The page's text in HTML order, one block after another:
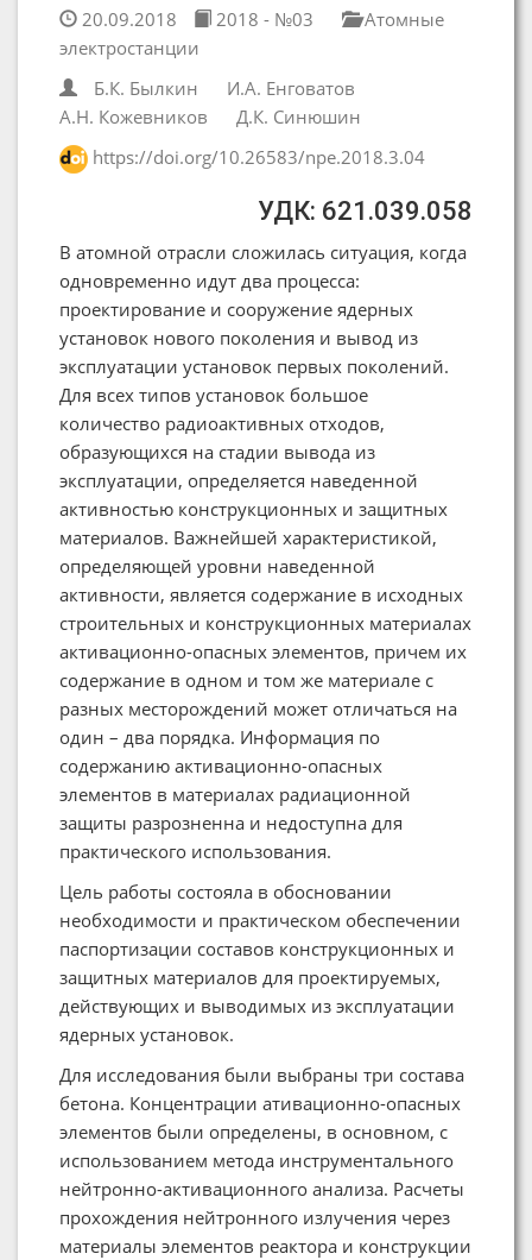
20.09.2018 2018 - №03
Атомные
электростанции
Б.К. Былкин
И.А. Енговатов
А.Н. Кожевников
Д.К. Синюшин
https://doi.org/10.26583/npe.2018.3.04
УДК: 621.039.058
В атомной отрасли сложилась ситуация, когда
одновременно идут два процесса:
проектирование и сооружение ядерных
установок нового поколения и вывод из
эксплуатации установок первых поколений.
Для всех типов установок большое
количество радиоактивных отходов,
образующихся на стадии вывода из
эксплуатации, определяется наведенной
активностью конструкционных и защитных
материалов. Важнейшей характеристикой,
определяющей уровни наведенной
активности, является содержание в исходных
строительных и конструкционных материалах
активационно-опасных элементов, причем их
содержание в одном и том же материале с
разных месторождений может отличаться на
один – два порядка. Информация по
содержанию активационно-опасных
элементов в материалах радиационной
защиты разрозненна и недоступна для
практического использования.
Цель работы состояла в обосновании
необходимости и практическом обеспечении
паспортизации составов конструкционных и
защитных материалов для проектируемых,
действующих и выводимых из эксплуатации
ядерных установок.
Для исследования были выбраны три состава
бетона. Концентрации ативационно-опасных
элементов были определены, в основном, с
использованием метода инструментального
нейтронно-активационного анализа. Расчеты
прохождения нейтронного излучения через
материалы элементов реактора и конструкции